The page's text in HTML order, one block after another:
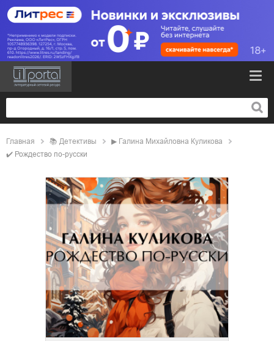
Главная 📚 детективы ▶ Галина Михайловна Куликова
✔️ Рождество по-русски